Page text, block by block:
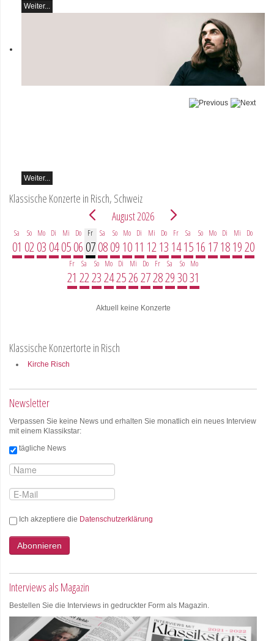
Weiter...
Weiter...
Klassische Konzerte in Risch, Schweiz
August 2026
Sa
01
So
02
Mo
03
Di
04
Mi
05
Do
06
Fr
07
Sa
08
So
09
Mo
10
Di
11
Mi
12
Do
13
Fr
14
Sa
15
So
16
Mo
17
Di
18
Mi
19
Do
20
Fr
21
Sa
22
So
23
Mo
24
Di
25
Mi
26
Do
27
Fr
28
Sa
29
So
30
Mo
31
Aktuell keine Konzerte
Klassische Konzertorte in Risch
Kirche Risch
Newsletter
Verpassen Sie keine News und erhalten Sie monatlich ein neues Interview
mit einem Klassikstar:
tägliche News
Ich akzeptiere die Datenschutzerklärung
Abonnieren
Interviews als Magazin
Bestellen Sie die Interviews in gedruckter Form als Magazin.